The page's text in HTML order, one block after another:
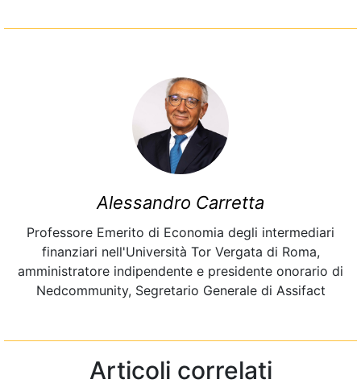
Alessandro Carretta
Professore Emerito di Economia degli intermediari
finanziari nell'Università Tor Vergata di Roma,
amministratore indipendente e presidente onorario di
Nedcommunity, Segretario Generale di Assifact
Articoli correlati